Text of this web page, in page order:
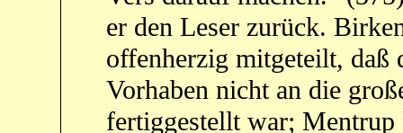
er den Leser zurück.
offenherzig mitgeteilt,
Vorhaben nicht an die
fertiggestellt war; Mentrup